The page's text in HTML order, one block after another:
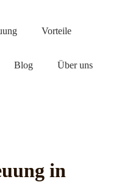
Vorteile
Blog Über uns
in